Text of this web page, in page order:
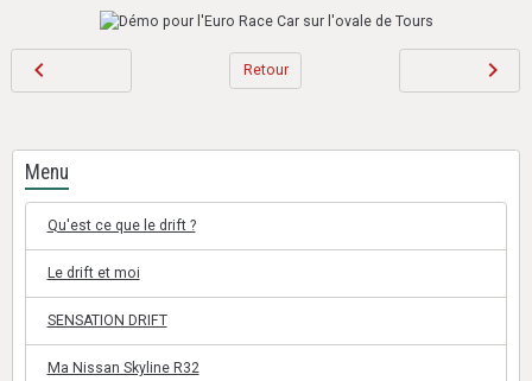
Retour
Menu
Qu'est ce que le drift ?
Le drift et moi
SENSATION DRIFT
Ma Nissan Skyline R32